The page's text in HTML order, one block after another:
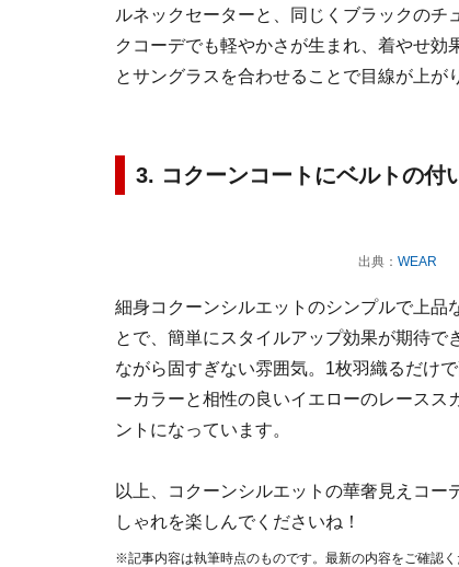
ルネックセーターと、同じくブラックの
クコーデでも軽やかさが生まれ、着やせ
とサングラスを合わせることで目線が上が
3. コクーンコートにベルトの付
出典： WEAR
細身コクーンシルエットのシンプルで上品
とで、簡単にスタイルアップ効果が期待
ながら固すぎない雰囲気。1枚羽織るだけ
ーカラーと相性の良いイエローのレース
ントになっています。
以上、コクーンシルエットの華奢見えコ
しゃれを楽しんでくださいね！
※記事内容は執筆時点のものです。最新の内容をご確認く